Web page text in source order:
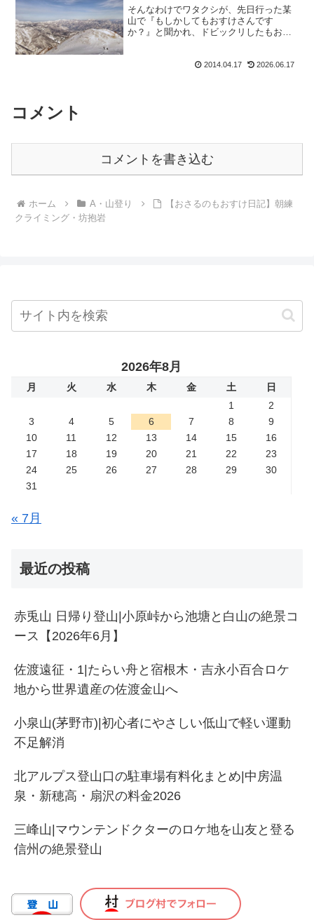
そんなわけでワタクシが、先日行った某
山で『もしかしてもおすけさんです
か？』と聞かれ、ドビックリしたもおす
で、寒くもないのにバラクラバ＆ゴーグ
2014.04.17 2026.06.17
コメント
コメントを書き込む
ホーム A・山登り
【おさるのもおすけ日記】朝練
クライミング・坊抱岩
2026年8月
月 火 水 木 金 土
日
1
2
3
4 5 6 7 8
9
10
11 12 13 14 15
16
17
18 19 20 21 22
23
24
25 26 27 28 29
30
31
« 7月
最近の投稿
赤兎山 日帰り登山|小原峠から池塘と白山の絶景コ
ース【2026年6月】
佐渡遠征・1|たらい舟と宿根木・吉永小百合ロケ
地から世界遺産の佐渡金山へ
小泉山(茅野市)|初心者にやさしい低山で軽い運動
不足解消
北アルプス登山口の駐車場有料化まとめ|中房温
泉・新穂高・扇沢の料金2026
三峰山|マウンテンドクターのロケ地を山友と登る
信州の絶景登山